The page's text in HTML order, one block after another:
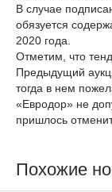
В случае
обязуется
2020 года.
Отметим, что
Предыдущий
тогда в нем
«Евродор» не
пришлось
Похожие